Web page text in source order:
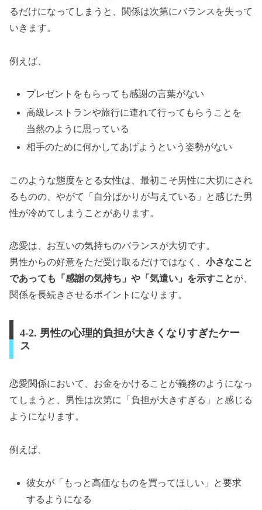
るだけになってしまうと、関係は次第にバランスを失って
いきます。
例えば、
プレゼントをもらっても感謝の言葉がない
高級レストランや旅行に連れて行ってもらうことを
当然のように思っている
相手のために何かしてあげようという姿勢がない
このような態度をとる女性は、最初こそ男性に大切にされ
るものの、やがて「自分ばかりが与えている」と感じた男
性が冷めてしまうことがあります。
恋愛は、お互いの気持ちのバランスが大切です。
男性からの好意をただ受け取るだけではなく、 小さなこと
であっても「感謝の気持ち」や「気遣い」を示すことが、
関係を長続きさせるポイントになります。
4-2. 男性の心理的負担が大きくなりすぎたケー
ス
恋愛関係において、お金をかけることが義務のようになっ
てしまうと、男性は次第に「負担が大きすぎる」と感じる
ようになります。
例えば、
彼女が「もっと高価なものを買ってほしい」と要求
するようになる